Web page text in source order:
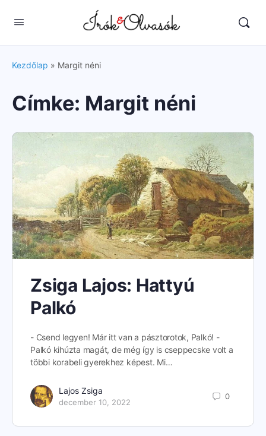
Kezdőlap » Margit néni
Címke: Margit néni
Zsiga Lajos: Hattyú
Palkó
- Csend legyen! Már itt van a pásztorotok, Palkó! -
Palkó kihúzta magát, de még így is cseppecske volt a
többi korabeli gyerekhez képest. Mi…
Lajos Zsiga
december 10, 2022
0